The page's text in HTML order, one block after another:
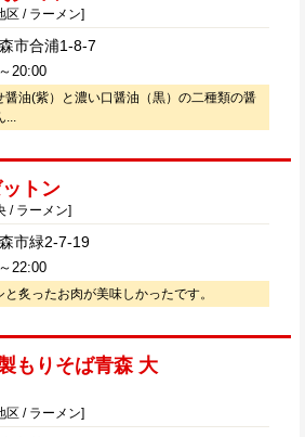
区 / ラーメン]
市合浦1-8-7
20:00
醤油(紫）と濃い口醤油（黒）の二種類の醤
...
トン
/ ラーメン]
市緑2-7-19
22:00
と炙ったお肉が美味しかったです。
もりそば青森 大
区 / ラーメン]